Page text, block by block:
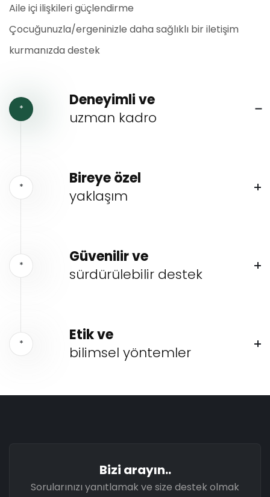
Aile içi ilişkileri güçlendirme
Çocuğunuzla/ergeninizle daha sağlıklı bir iletişim
kurmanızda destek
*
Deneyimli ve
uzman kadro
*
Bireye özel
yaklaşım
*
Güvenilir ve
sürdürülebilir destek
*
Etik ve
bilimsel yöntemler
Bizi arayın..
Sorularınızı yanıtlamak ve size destek olmak